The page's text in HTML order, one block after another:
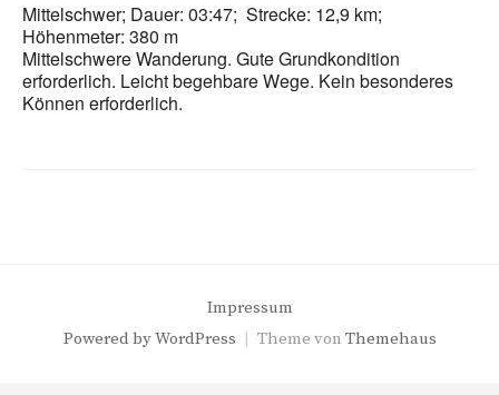
Mittelschwer; Dauer: 03:47; Strecke: 12,9 km;
Höhenmeter: 380 m
Mittelschwere Wanderung. Gute Grundkondition
erforderlich. Leicht begehbare Wege. Kein besonderes
Können erforderlich.
Impressum
Powered byWordPress | Theme von Themehaus